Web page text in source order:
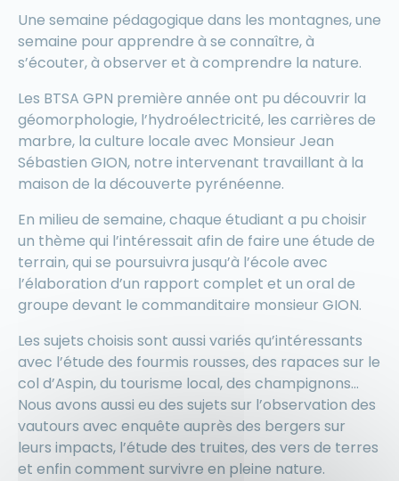
Une semaine pédagogique dans les montagnes, une
semaine pour apprendre à se connaître, à
s’écouter, à observer et à comprendre la nature.
Les BTSA GPN première année ont pu découvrir la
géomorphologie, l’hydroélectricité, les carrières de
marbre, la culture locale avec Monsieur Jean
Sébastien GION, notre intervenant travaillant à la
maison de la découverte pyrénéenne.
En milieu de semaine, chaque étudiant a pu choisir
un thème qui l’intéressait afin de faire une étude de
terrain, qui se poursuivra jusqu’à l’école avec
l’élaboration d’un rapport complet et un oral de
groupe devant le commanditaire monsieur GION.
Les sujets choisis sont aussi variés qu’intéressants
avec l’étude des fourmis rousses, des rapaces sur le
col d’Aspin, du tourisme local, des champignons…
Nous avons aussi eu des sujets sur l’observation des
vautours avec enquête auprès des bergers sur
leurs impacts, l’étude des truites, des vers de terres
et enfin comment survivre en pleine nature.